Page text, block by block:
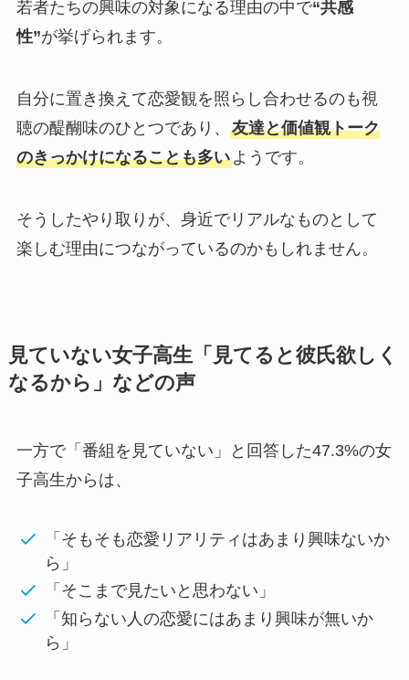
若者たちの興味の対象になる理由の中で“共感
性”が挙げられます。
自分に置き換えて恋愛観を照らし合わせるのも視
聴の醍醐味のひとつであり、 友達と価値観トーク
のきっかけになることも多いようです。
そうしたやり取りが、身近でリアルなものとして
楽しむ理由につながっているのかもしれません。
見ていない女子高生「見てると彼氏欲しく
なるから」などの声
一方で「番組を見ていない」と回答した47.3%の女
子高生からは、
「そもそも恋愛リアリティはあまり興味ないか
ら」
「そこまで見たいと思わない」
「知らない人の恋愛にはあまり興味が無いか
ら」